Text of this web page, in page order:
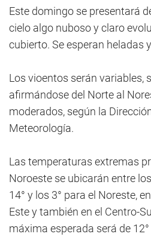
Este domingo se presentará
cielo algo nuboso y claro
cubierto. Se esperan heladas
Los vioentos serán variables,
afirmándose del Norte al
moderados, según la
Meteorología.
Las temperaturas extremas
Noroeste se ubicarán entre
14° y los 3° para el Noreste,
Este y también en el Centro-
máxima esperada será de